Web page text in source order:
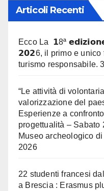
Articoli Recenti
Ecco La 𝟭8ª
𝟮𝟬𝟮6, il primo e unico
turismo responsabile.
“Le attività di
valorizzazione del
Esperienze a
progettualità – Sabato
Museo archeologico
2026
22 studenti francesi
a Brescia : Erasmus